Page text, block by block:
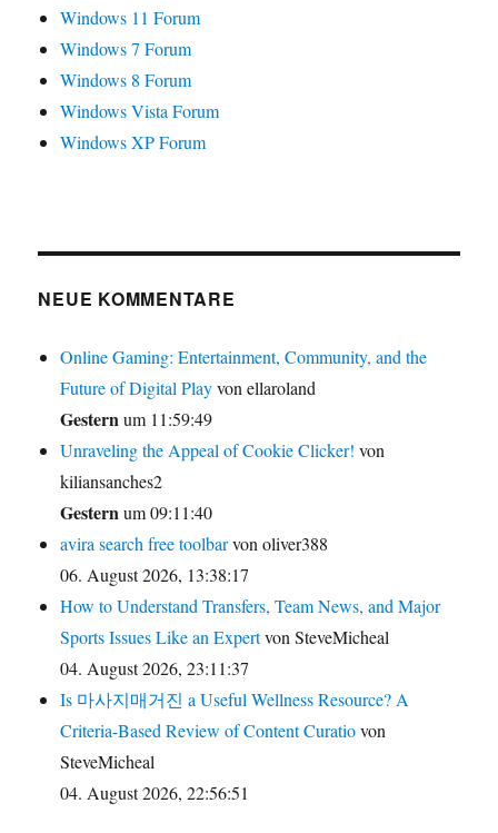
Windows 11 Forum
Windows 7 Forum
Windows 8 Forum
Windows Vista Forum
Windows XP Forum
NEUE KOMMENTARE
Online Gaming: Entertainment, Community, and the
Future of Digital Playvon ellaroland
Gesternum 11:59:49
Unraveling the Appeal of Cookie Clicker! von
kiliansanches2
Gesternum 09:11:40
avira search free toolbarvon oliver388
06. August 2026, 13:38:17
How to Understand Transfers, Team News, and Major
Sports Issues Like an Expertvon SteveMicheal
04. August 2026, 23:11:37
Is 마사지매거진 a Useful Wellness Resource? A
Criteria-Based Review of Content Curatiovon
SteveMicheal
04. August 2026, 22:56:51